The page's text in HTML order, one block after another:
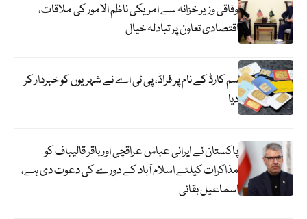
وفاقی وزیر خزانہ سے امریکی ناظم الامور کی ملاقات،
اقتصادی تعاون پر تبادلہ خیال
سم کارڈ کے نام پر فراڈ، پی ٹی اے نے شہریوں کو خبردار کر
دیا
پاکستان نے ایرانی عباس عراقچی اورباقر قالیباف کو
مذاکرات کیلئے اسلام آباد کے دورے کی دعوت دی ہے،
اسماعیل بقائی